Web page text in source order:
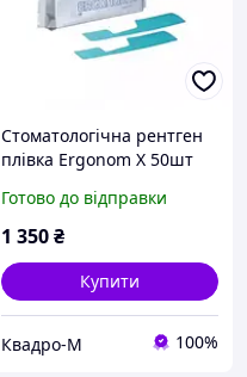
Стоматологічна рентген
плівка Ergonom X 50шт
самопроявляюча
Готово до відправки
1 350₴
Купити
Квадро-М 100%